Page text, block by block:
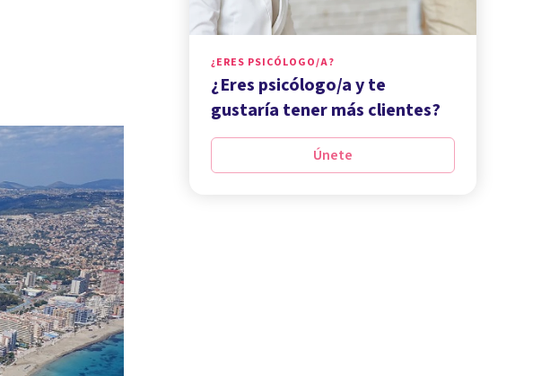
¿ERES PSICÓLOGO/A?
¿Eres psicólogo/a y te
gustaría tener más clientes?
Únete